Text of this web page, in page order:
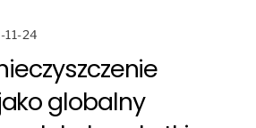
24
globalny